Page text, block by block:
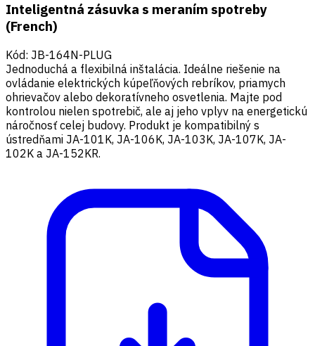
Inteligentná zásuvka s meraním spotreby
(French)
Kód: JB-164N-PLUG
Jednoduchá a flexibilná inštalácia. Ideálne riešenie na
ovládanie elektrických kúpeľňových rebríkov, priamych
ohrievačov alebo dekoratívneho osvetlenia. Majte pod
kontrolou nielen spotrebič, ale aj jeho vplyv na energetickú
náročnosť celej budovy. Produkt je kompatibilný s
ústredňami JA-101K, JA-106K, JA-103K, JA-107K, JA-
102K a JA-152KR.